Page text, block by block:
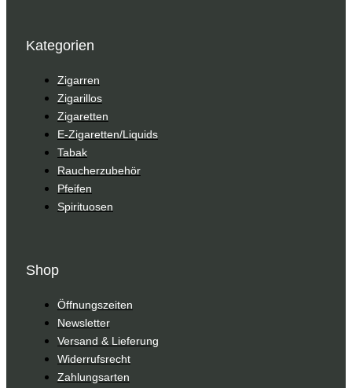
Kategorien
Zigarren
Zigarillos
Zigaretten
E-Zigaretten/Liquids
Tabak
Raucherzubehör
Pfeifen
Spirituosen
Shop
Öffnungszeiten
Newsletter
Versand & Lieferung
Widerrufsrecht
Zahlungsarten